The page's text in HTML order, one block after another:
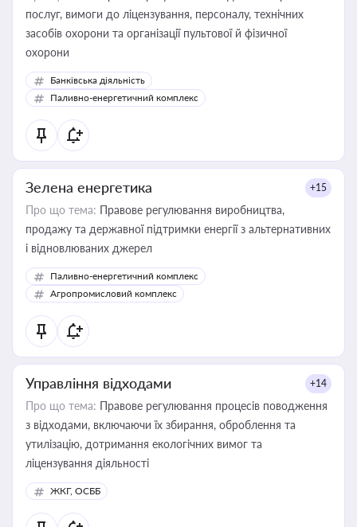
послуг, вимоги до ліцензування, персоналу, технічних
засобів охорони та організації пультової й фізичної
охорони
Банківська діяльність
Паливно-енергетичний комплекс
Зелена енергетика +15
Про що тема: Правове регулювання виробництва,
продажу та державної підтримки енергії з альтернативних
і відновлюваних джерел
Паливно-енергетичний комплекс
Агропромисловий комплекс
Управління відходами +14
Про що тема: Правове регулювання процесів поводження
з відходами, включаючи їх збирання, оброблення та
утилізацію, дотримання екологічних вимог та
ліцензування діяльності
ЖКГ, ОСББ